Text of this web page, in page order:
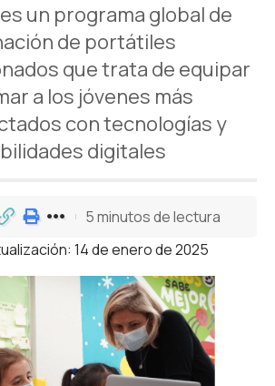
es un programa global de
de portátiles
que trata de equipar
a los jóvenes más
con tecnologías y
digitales
14 de enero de 2025
5 minutos de lectura